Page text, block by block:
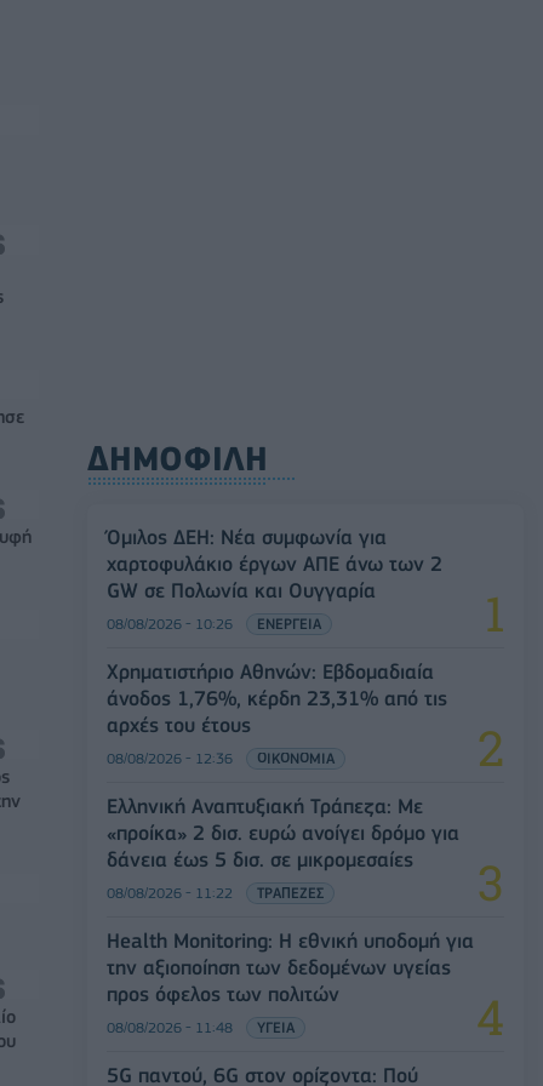
ΔΗΜΟΦΙΛΗ
Όμιλος ΔΕΗ: Νέα συμφωνία για
χαρτοφυλάκιο έργων ΑΠΕ άνω των 2
GW σε Πολωνία και Ουγγαρία
08/08/2026 - 10:26 ΕΝΕΡΓΕΙΑ
Χρηματιστήριο Αθηνών: Εβδομαδιαία
άνοδος 1,76%, κέρδη 23,31% από τις
αρχές του έτους
08/08/2026 - 12:36 ΟΙΚΟΝΟΜΙΑ
Ελληνική Αναπτυξιακή Τράπεζα: Με
«προίκα» 2 δισ. ευρώ ανοίγει δρόμο για
δάνεια έως 5 δισ. σε μικρομεσαίες
08/08/2026 - 11:22 ΤΡΑΠΕΖΕΣ
Health Monitoring: Η εθνική υποδομή για
την αξιοποίηση των δεδομένων υγείας
προς όφελος των πολιτών
08/08/2026 - 11:48 ΥΓΕΙΑ
5G παντού, 6G στον ορίζοντα: Πού